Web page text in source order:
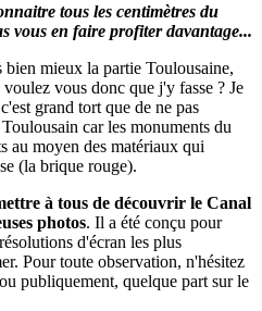
tous les centimètres du
vous en faire profiter davantage...
mieux la partie Toulousaine,
vous donc que j'y fasse ? Je
grand tort que de ne pas
car les monuments du
au moyen des matériaux qui
(la brique rouge).
à tous de découvrir le Canal
photos. Il a été conçu pour
d'écran les plus
Pour toute observation, n'hésitez
ou publiquement, quelque part sur le